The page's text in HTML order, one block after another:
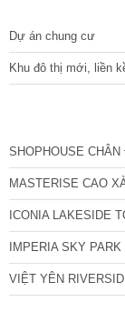
Dự án chung cư
Khu đô thị mới, liền
SHOPHOUSE
MASTERISE CAO
ICONIA LAKESIDE
IMPERIA SKY
VIỆT YÊN